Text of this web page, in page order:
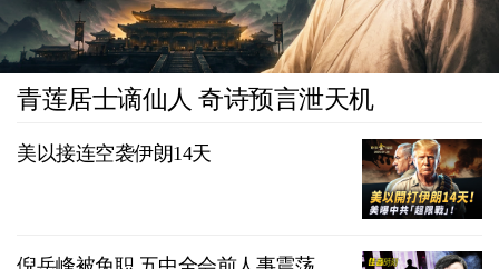
青莲居士谪仙人 奇诗预言泄天机
美以接连空袭伊朗14天